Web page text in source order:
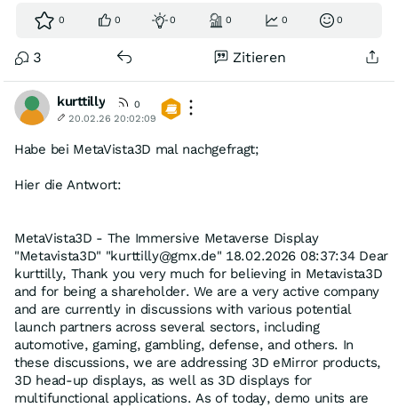
0 0 0 0 0 0
3 Zitieren
kurttilly
0
20.02.26 20:02:09
Habe bei MetaVista3D mal nachgefragt;
Hier die Antwort:
MetaVista3D - The Immersive Metaverse Display
"Metavista3D" "kurttilly@gmx.de" 18.02.2026 08:37:34 Dear
kurttilly, Thank you very much for believing in Metavista3D
and for being a shareholder. We are a very active company
and are currently in discussions with various potential
launch partners across several sectors, including
automotive, gaming, gambling, defense, and others. In
these discussions, we are addressing 3D eMirror products,
3D head-up displays, as well as 3D displays for
multifunctional applications. As of today, demo units are